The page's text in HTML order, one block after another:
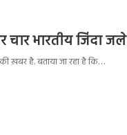
भारतीय जिंदा जले
है. बताया जा रहा है कि…